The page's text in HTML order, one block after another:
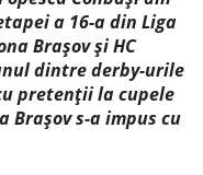
a 16-a din Liga
Brașov și HC
dintre derby-urile
pretenții la cupele
Brașov s-a impus cu